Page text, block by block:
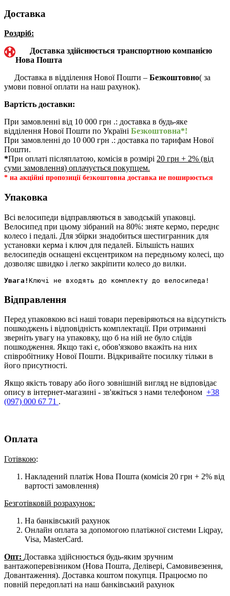
Доставка
Роздріб:
Доставка здійснюється транспортною компанією
Нова Пошта
Доставка в відділення Нової Пошти – Безкоштовно( за
умови повної оплати на наш рахунок).
Вартість доставки:
При замовленні від 10 000 грн .: доставка в будь-яке
відділення Нової Пошти по Україні Безкоштовна*!
При замовленні до 10 000 грн .: доставка по тарифам Нової
Пошти.
*При оплаті післяплатою, комісія в розмірі 20 грн + 2% (від
суми замовлення) оплачується покупцем.
* на акційні пропозиції безкоштовна доставка не поширюється
Упаковка
Всі велосипеди відправляються в заводській упаковці.
Велосипед при цьому зібраний на 80%: зняте кермо, переднє
колесо і педалі. Для збірки знадобиться шестигранник для
установки керма і ключ для педалей. Більшість наших
велосипедів оснащені ексцентриком на передньому колесі, що
дозволяє швидко і легко закріпити колесо до вилки.
Увага!
Відправлення
Перед упаковкою всі наші товари перевіряються на відсутність
пошкоджень і відповідність комплектації. При отриманні
зверніть увагу на упаковку, що б на ній не було слідів
пошкодження. Якщо такі є, обов'язково вкажіть на них
співробітнику Нової Пошти. Відкривайте посилку тільки в
його присутності.
Якщо якість товару або його зовнішній вигляд не відповідає
опису в інтернет-магазині - зв'яжіться з нами телефоном +38
(097) 000 67 71 .
Оплата
Готівкою:
Накладений платіж Нова Пошта (комісія 20 грн + 2% від
вартості замовлення)
Безготівковій розрахунок:
На банківський рахунок
Онлайн оплата за допомогою платіжної системи Liqpay,
Visa, MasterCard.
Опт: Доставка здійснюється будь-яким зручним
вантажоперевізником (Нова Пошта, Делівері, Самовивезення,
Довантаження). Доставка коштом покупця. Працюємо по
повній передоплаті на наш банківський рахунок